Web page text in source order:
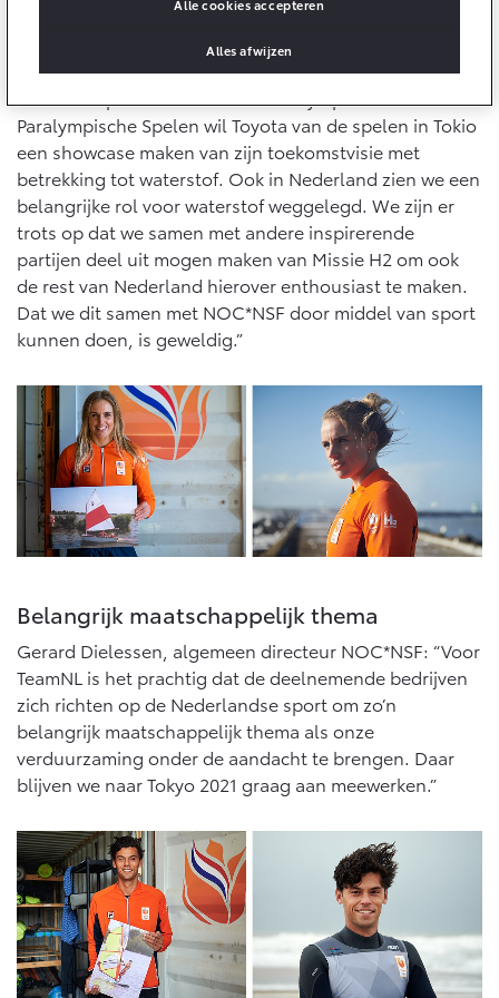
HYBRIDE
Vanaf € 39.995,-
Toyota C-HR
OOK ALS PLUG-IN
Vanaf € 36.495,-
Toyota C-HR+
BATTERIJ-ELEKTRISCH
Vanaf € 37.995,-
RAV4
Vanaf € 49.995,-
Vanaf € 39.995,- Vanaf € 48.995,-
WATERSTOF-ELEKTRISCH
OOK ALS BATTERIJ-
ELEKTRISCH
10 jaar batterijgarantie
Onderdelen & Accessoires
Onderdelen
Accessoires
Banden
Webshop
Connected
Connected Services
MyToyota login
MyToyota App
Abonnementen
Multimedia
Connected check
Verzekeren
Toyota Autoverzekering
Toyota Hybride Autoverzekering
Financieren of leasen
Verzekeren
Wereldwijde mobiliteitspartner
Jan-Christiaan Koenders, managing director Toyota
importeur Louwman & Parqui: “Als enige wereldwijde
Paralympische Spelen wil Toyota van de spelen in Tokio
een showcase maken van zijn toekomstvisie met
betrekking tot waterstof. Ook in Nederland zien we een
belangrijke rol voor waterstof weggelegd. We zijn er
trots op dat we samen met andere inspirerende
partijen deel uit mogen maken van Missie H2 om ook
de rest van Nederland hierover enthousiast te maken.
Dat we dit samen met NOC*NSF door middel van sport
kunnen doen, is geweldig.”
Belangrijk maatschappelijk thema
Gerard Dielessen, algemeen directeur NOC*NSF: “Voor
TeamNL is het prachtig dat de deelnemende bedrijven
zich richten op de Nederlandse sport om zo’n
belangrijk maatschappelijk thema als onze
verduurzaming onder de aandacht te brengen. Daar
blijven we naar Tokyo 2021 graag aan meewerken.”
Alles afwijzen
Alle cookies accepteren